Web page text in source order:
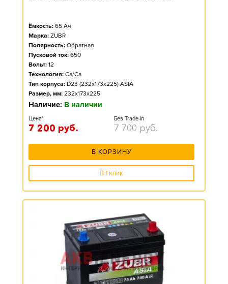
Ёмкость: 65 Ач
Марка: ZUBR
Полярность: Обратная
Пусковой ток: 650
Вольт: 12
Технология: Ca/Ca
Тип корпуса: D23 (232x173x225) ASIA
Размер, мм: 232x173x225
Наличие: В наличии
Цена*
7 200 руб.
Без Trade-in
7 700 руб.
В КОРЗИНУ
В 1 клик